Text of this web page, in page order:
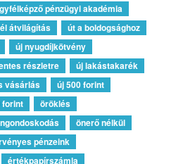
pénzügyi akadémia
átvilágítás
út a boldogsághoz
új nyugdíjkötvény
részletre
új lakástakarék
vásárlás
új 500 forint
forint
öröklés
önerő nélkül
pénzeink
értékpapírszámla